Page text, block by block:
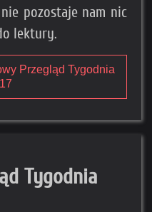
pozostaje nam nic
lektury.
Przegląd Tygodnia
Tygodnia